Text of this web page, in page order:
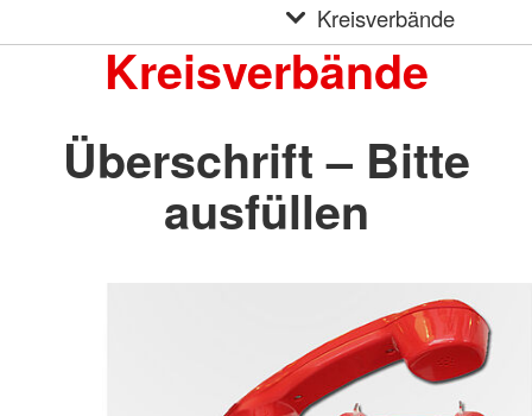
Kreisverbände
Kreisverbände
Überschrift – Bitte
ausfüllen